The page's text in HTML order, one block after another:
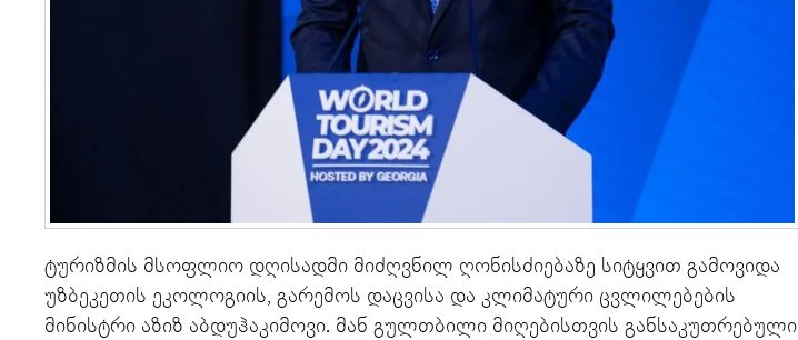
ტურიზმის მსოფლიო დღისადმი მიძღვნილ ღონისძიებაზე სიტყვით გამოვიდა
უზბეკეთის ეკოლოგიის, გარემოს დაცვისა და კლიმატური ცვლილებების
მინისტრი აზიზ აბდუჰაკიმოვი. მან გულთბილი მიღებისთვის განსაკუთრებული